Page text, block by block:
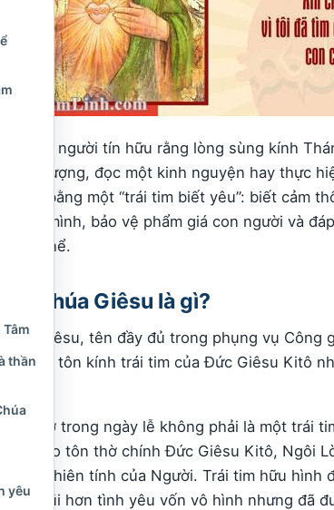
nhắc người tín hữu rằng lòng sùng kính
bức tượng, đọc một kinh nguyện hay thực
sống bằng một “trái tim biết yêu”: biết cảm
mình, bảo vệ phẩm giá con người và
cụ thể.
Chúa Giêsu là gì?
Giêsu, tên đầy đủ trong phụng vụ Công
ngày lễ tôn kính trái tim của Đức Giêsu Kitô
tôn thờ trong ngày lễ không phải là một trái
giáo tôn thờ chính Đức Giêsu Kitô, Ngôi
và thiên tính của Người. Trái tim hữu
gần gũi hơn tình yêu vốn vô hình nhưng đã
thần
yêu